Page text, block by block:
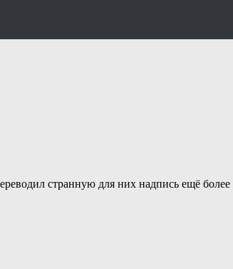
переводил странную для них надпись